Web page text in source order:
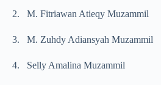
2. M. Fitriawan Atieqy Muzammil
3. M. Zuhdy Adiansyah Muzammil
4. Selly Amalina Muzammil